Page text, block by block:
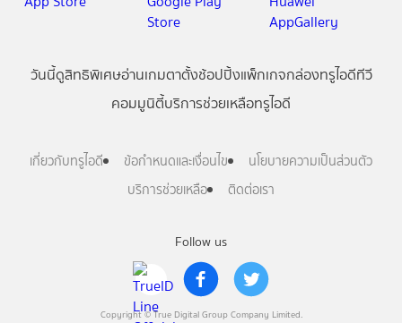
Follow us
Copyright © True Digital Group Company Limited.
วันนี้ดูสิทธิพิเศษอ่านเกมตาตั้งช้อปปิ้งแพ็กเกจกล่องทรูไอดีทีวี
คอมมูนิตี้บริการช่วยเหลือทรูไอดี
เกี่ยวกับทรูไอดี ข้อกำหนดและเงื่อนไข
นโยบายความเป็นส่วนตัว
บริการช่วยเหลือ
ติดต่อเรา